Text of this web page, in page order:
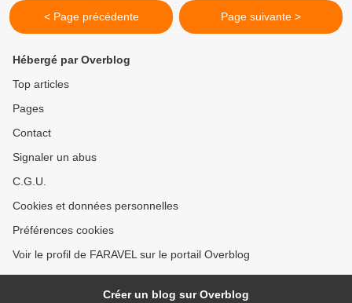
< Page précédente Page suivante >
Hébergé par Overblog
Top articles
Pages
Contact
Signaler un abus
C.G.U.
Cookies et données personnelles
Préférences cookies
Voir le profil de FARAVEL sur le portail Overblog
Créer un blog sur Overblog